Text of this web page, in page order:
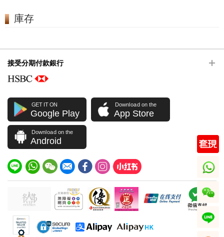
庫存
接受分期付款銀行
GET IT ON
Google Play
Download on the
App Store
Download on the
Android
whatsapp